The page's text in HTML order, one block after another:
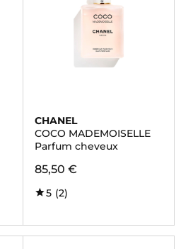
CHANEL
COCO MADEMOISELLE
Parfum cheveux
85,50 €
5 (2)